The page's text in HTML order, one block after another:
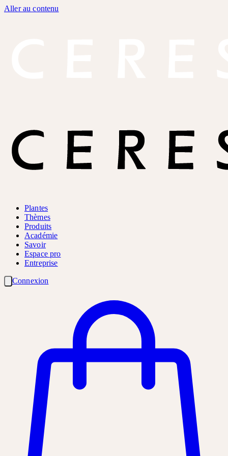
Aller au contenu
Plantes
Thèmes
Produits
Académie
Savoir
Espace pro
Entreprise
Connexion